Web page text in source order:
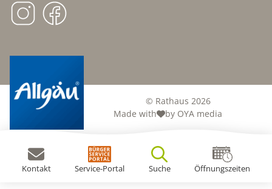
© Rathaus 2026
Made with
by OYA media
Kontakt Service-Portal Suche Öffnungszeiten